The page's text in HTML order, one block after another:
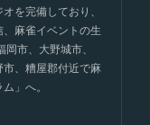
を完備しており、
麻雀イベントの生
市、大野城市、
、糟屋郡付近で麻
」へ。